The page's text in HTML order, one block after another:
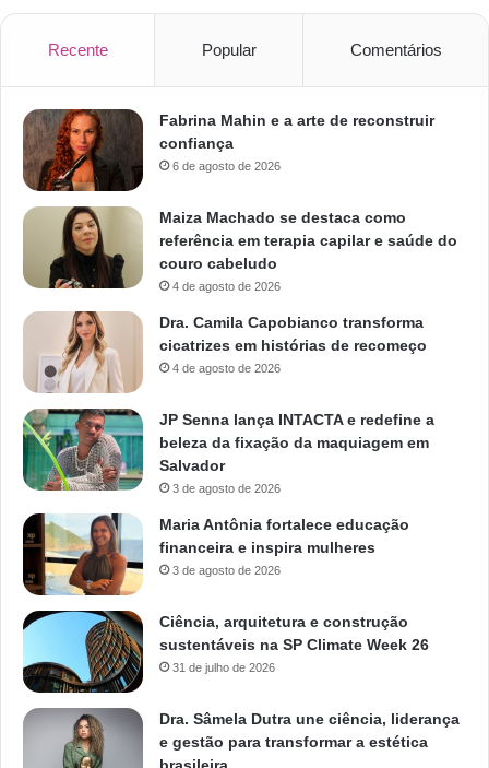
Recente Popular Comentários
Fabrina Mahin e a arte de reconstruir
confiança
6 de agosto de 2026
Maiza Machado se destaca como
referência em terapia capilar e saúde do
couro cabeludo
4 de agosto de 2026
Dra. Camila Capobianco transforma
cicatrizes em histórias de recomeço
4 de agosto de 2026
JP Senna lança INTACTA e redefine a
beleza da fixação da maquiagem em
Salvador
3 de agosto de 2026
Maria Antônia fortalece educação
financeira e inspira mulheres
3 de agosto de 2026
Ciência, arquitetura e construção
sustentáveis na SP Climate Week 26
31 de julho de 2026
Dra. Sâmela Dutra une ciência, liderança
e gestão para transformar a estética